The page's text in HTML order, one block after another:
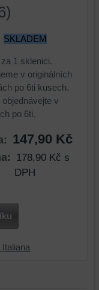
SKLADEM
1 sklenici.
v originálních
po 6ti kusech.
v
po 6ti.
147,90 Kč
178,90 Kč s
DPH